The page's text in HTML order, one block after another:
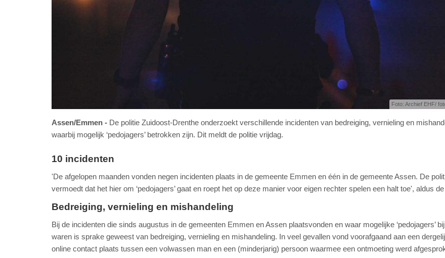
Foto: Archief EHF/
Assen/Emmen
De politie Zuidoost-Drenthe onderzoekt verschillende incidenten van bedreiging, vernieling en
waarbij mogelijk ‘pedojagers’ betrokken zijn. Dit meldt de politie vrijdag.
10 incidenten
'De afgelopen maanden vonden negen incidenten plaats in de gemeente Emmen en één in de gemeente Assen. De
vermoedt dat het hier om ‘pedojagers’ gaat en roept het op deze manier voor eigen rechter spelen een halt toe', aldus
Bedreiging, vernieling en mishandeling
Bij de incidenten die sinds augustus in de gemeenten Emmen en Assen plaatsvonden en waar mogelijke ‘pedojagers’
waren is sprake geweest van bedreiging, vernieling en mishandeling. In veel gevallen vond voorafgaand aan een
online contact plaats tussen een volwassen man en een (minderjarig) persoon waarmee een ontmoeting werd